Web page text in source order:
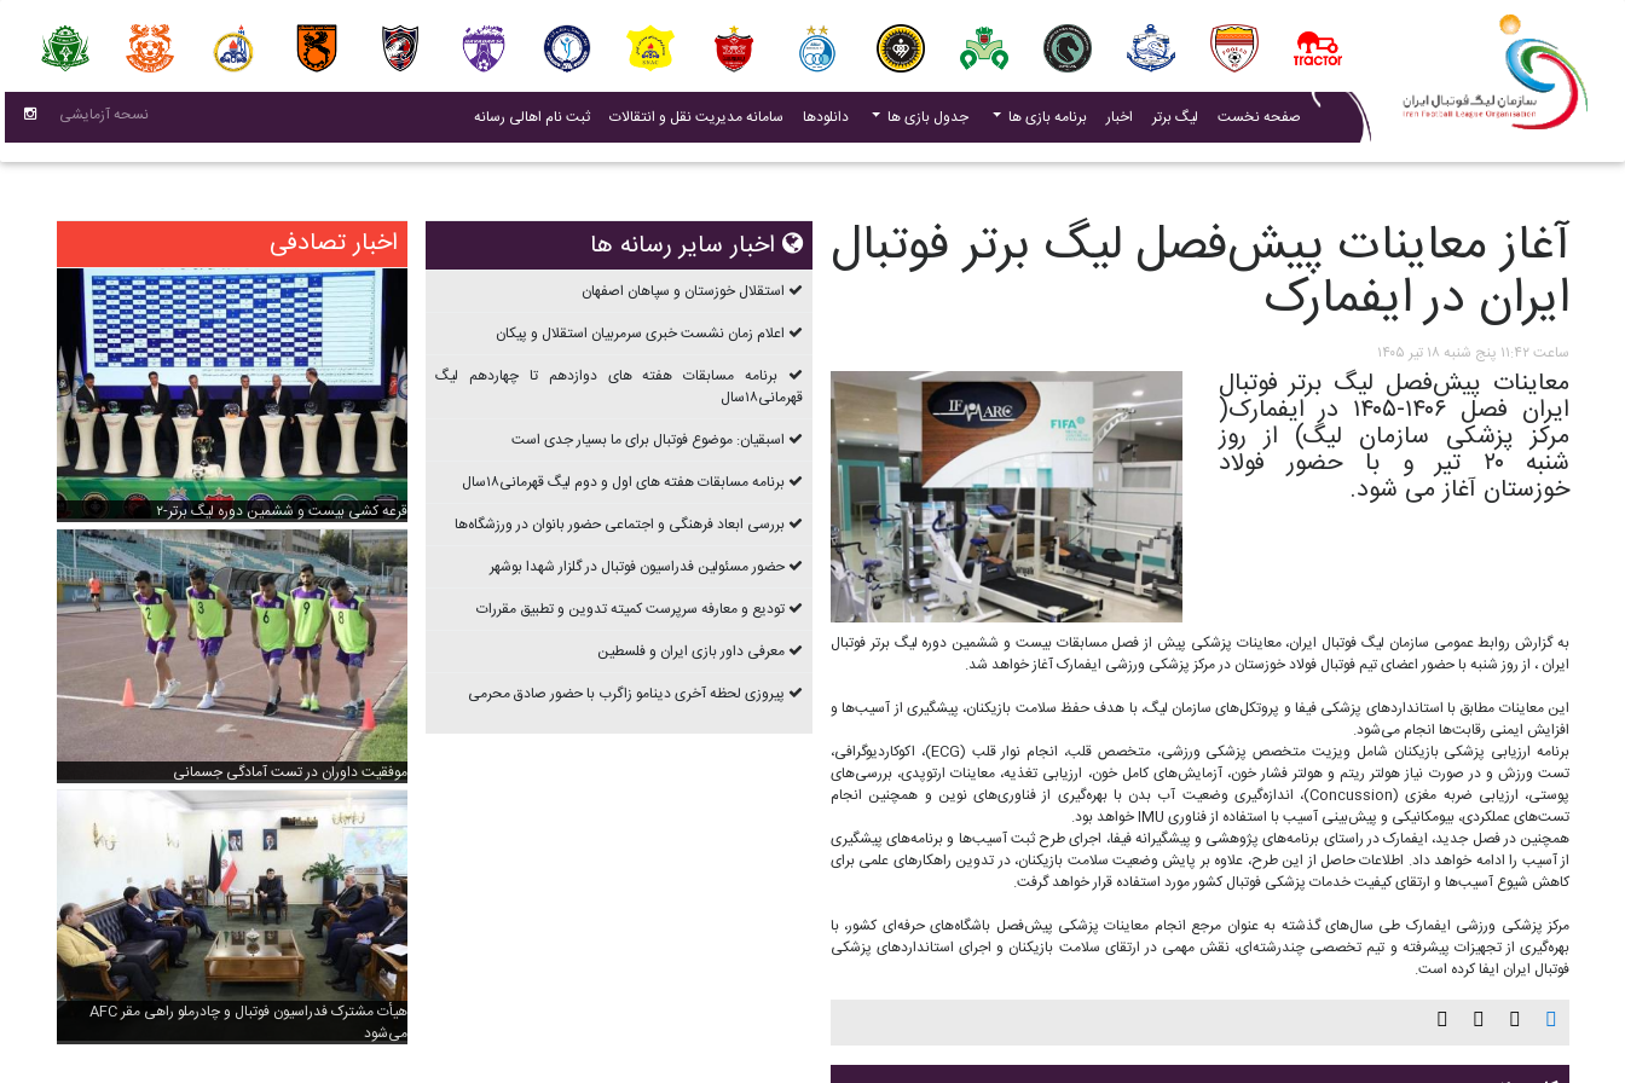
صفحه نخست لیگ برتر اخبار(current) برنامه بازی ها جدول بازی ها دانلودها سامانه مدیریت نقل و انتقالات
(current) ثبت نام اهالی رسانه
(current) نسحه آزمایشی
آغاز معاینات پیش‌فصل لیگ برتر فوتبال
ایران در ایفمارک
ساعت ۱۱:۴۲ پنج شنبه ۱۸ تیر ۱۴۰۵
معاینات پیش‌فصل لیگ برتر فوتبال
ایران فصل ۱۴۰۶-۱۴۰۵ در ایفمارک(
مرکز پزشکی سازمان لیگ) از روز
شنبه ۲۰ تیر و با حضور فولاد
خوزستان آغاز می شود.
به گزارش روابط عمومی سازمان لیگ فوتبال ایران، معاینات پزشکی پیش از فصل مسابقات بیست و ششمین دوره لیگ برتر فوتبال
ایران ، از روز شنبه با حضور اعضای تیم فوتبال فولاد خوزستان در مرکز پزشکی ورزشی ایفمارک آغاز خواهد شد.
این معاینات مطابق با استانداردهای پزشکی فیفا و پروتکل‌های سازمان لیگ، با هدف حفظ سلامت بازیکنان، پیشگیری از آسیب‌ها و
افزایش ایمنی رقابت‌ها انجام می‌شود.
برنامه ارزیابی پزشکی بازیکنان شامل ویزیت متخصص پزشکی ورزشی، متخصص قلب، انجام نوار قلب (ECG)، اکوکاردیوگرافی،
تست ورزش و در صورت نیاز هولتر ریتم و هولتر فشار خون، آزمایش‌های کامل خون، ارزیابی تغذیه، معاینات ارتوپدی، بررسی‌های
پوستی، ارزیابی ضربه مغزی (Concussion)، اندازه‌گیری وضعیت آب بدن با بهره‌گیری از فناوری‌های نوین و همچنین انجام
تست‌های عملکردی، بیومکانیکی و پیش‌بینی آسیب با استفاده از فناوری IMU خواهد بود.
همچنین در فصل جدید، ایفمارک در راستای برنامه‌های پژوهشی و پیشگیرانه فیفا، اجرای طرح ثبت آسیب‌ها و برنامه‌های پیشگیری
از آسیب را ادامه خواهد داد. اطلاعات حاصل از این طرح، علاوه بر پایش وضعیت سلامت بازیکنان، در تدوین راهکارهای علمی برای
کاهش شیوع آسیب‌ها و ارتقای کیفیت خدمات پزشکی فوتبال کشور مورد استفاده قرار خواهد گرفت.
مرکز پزشکی ورزشی ایفمارک طی سال‌های گذشته به عنوان مرجع انجام معاینات پزشکی پیش‌فصل باشگاه‌های حرفه‌ای کشور، با
بهره‌گیری از تجهیزات پیشرفته و تیم تخصصی چندرشته‌ای، نقش مهمی در ارتقای سلامت بازیکنان و اجرای استانداردهای پزشکی
فوتبال ایران ایفا کرده است.
اخبار سایر رسانه ها
استقلال خوزستان و سپاهان اصفهان
اعلام زمان نشست خبری سرمربیان استقلال و پیکان
برنامه مسابقات هفته های دوازدهم تا چهاردهم ليگ
قهرمانی۱۸سال
اسبقیان: موضوع فوتبال برای ما بسیار جدی است
برنامه مسابقات هفته های اول و دوم ليگ قهرمانی۱۸سال
بررسی ابعاد فرهنگی و اجتماعی حضور بانوان در ورزشگاه‌ها
حضور مسئولین فدراسیون فوتبال در گلزار شهدا بوشهر
تودیع و معارفه سرپرست کمیته تدوین و تطبیق مقررات
معرفی داور بازی ایران و فلسطین
پیروزی لحظه آخری دینامو زاگرب با حضور صادق محرمی
اخبار تصادفی
قرعه کشی بیست و ششمین دوره لیگ برتر-۲
موفقیت داوران در تست آمادگی جسمانی
هیأت مشترک فدراسیون فوتبال و چادرملو راهی مقر AFC
می‌شود